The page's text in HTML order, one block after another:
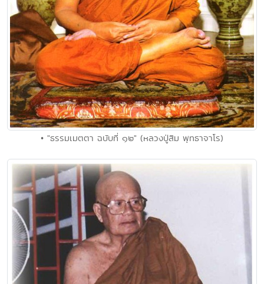
• "ธรรมเมตตา ฉบับที่ ๑๒" (หลวงปู่สิม พุทธาจาโร)